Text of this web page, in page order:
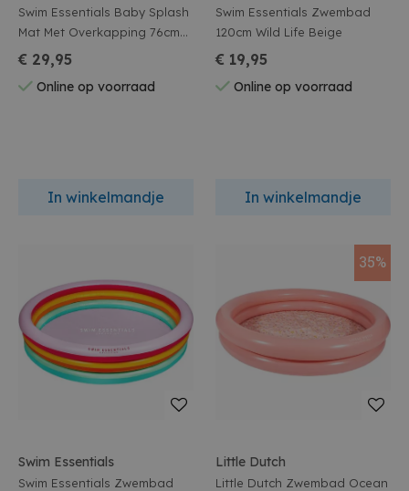
Swim Essentials Baby Splash
Mat Met Overkapping 76cm
Wild Life
€ 29,95
Online op voorraad
In winkelmandje
Swim Essentials Zwembad
120cm Wild Life Beige
€ 19,95
Online op voorraad
In winkelmandje
Swim Essentials
Swim Essentials Zwembad
35%
Little Dutch
Little Dutch Zwembad Ocean